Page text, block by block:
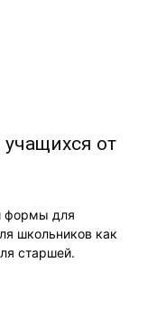
от
формы для
школьников как
старшей.